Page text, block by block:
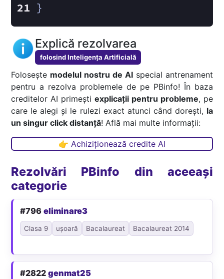
}
Explică rezolvarea
folosind Inteligența Artificială
Folosește modelul nostru de AIspecial antrenament
pentru a rezolva problemele de pe PBinfo! În baza
creditelor AI primești explicații pentru probleme, pe
care le alegi și le rulezi exact atunci când dorești, la
un singur click distanță! Află mai multe informații:
👉 Achiziționează credite AI
Rezolvări PBinfo din aceeași
categorie
#796eliminare3
Clasa 9 ușoară Bacalaureat Bacalaureat 2014
#2822genmat25